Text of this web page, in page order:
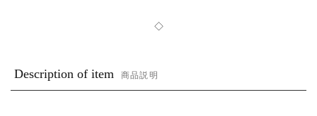
◇
Description of item 商品説明